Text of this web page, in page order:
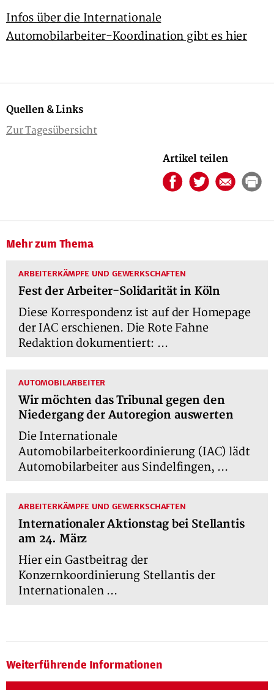
Infos über die Internationale
Automobilarbeiter-Koordination gibt es hier
Quellen & Links
Zur Tagesübersicht
Artikel teilen
Mehr zum Thema
ARBEITERKÄMPFE UND GEWERKSCHAFTEN
Fest der Arbeiter-Solidarität in Köln
Diese Korrespondenz ist auf der Homepage
der IAC erschienen. Die Rote Fahne
Redaktion dokumentiert: ...
AUTOMOBILARBEITER
Wir möchten das Tribunal gegen den
Niedergang der Autoregion auswerten
Die Internationale
Automobilarbeiterkoordinierung (IAC) lädt
Automobilarbeiter aus Sindelfingen, ...
ARBEITERKÄMPFE UND GEWERKSCHAFTEN
Internationaler Aktionstag bei Stellantis
am 24. März
Hier ein Gastbeitrag der
Konzernkoordinierung Stellantis der
Internationalen ...
Weiterführende Informationen